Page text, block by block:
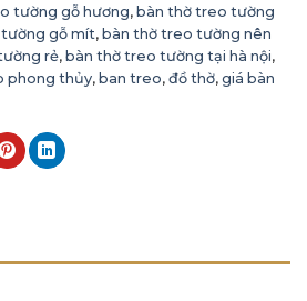
tường gỗ hương, bàn thờ treo tường
gỗ mít, bàn thờ treo tường nên
rẻ, bàn thờ treo tường tại hà nội,
phong thủy, ban treo, đồ thờ, giá bàn